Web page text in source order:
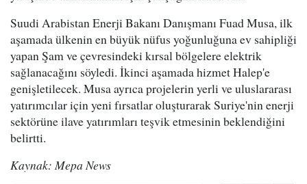
Suudi Arabistan Enerji Bakanı Danışmanı Fuad Musa, ilk
aşamada ülkenin en büyük nüfus yoğunluğuna ev sahipliği
yapan Şam ve çevresindeki kırsal bölgelere elektrik
sağlanacağını söyledi. İkinci aşamada hizmet Halep'e
genişletilecek. Musa ayrıca projelerin yerli ve uluslararası
yatırımcılar için yeni fırsatlar oluşturarak Suriye'nin enerji
sektörüne ilave yatırımları teşvik etmesinin beklendiğini
belirtti.
Kaynak: Mepa News